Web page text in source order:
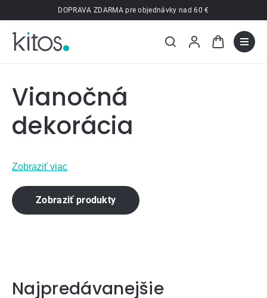
na
obsah
DOPRAVA ZDARMA pre objednávky nad 60 €
Vianočná
dekorácia
Zobraziť viac
Zobraziť produkty
Najpredávanejšie